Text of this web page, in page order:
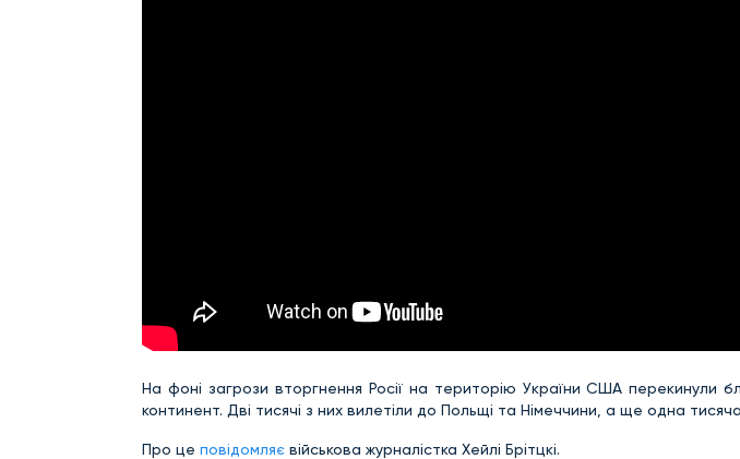
На фоні загрози вторгнення Росії на територію України США перекинули
континент. Дві тисячі з них вилетіли до Польщі та Німеччини, а ще одна тисяча
Про це повідомляє військова журналістка Хейлі Брітцкі.